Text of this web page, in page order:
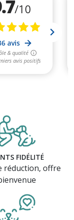
FIDÉLITÉ
réduction, offre